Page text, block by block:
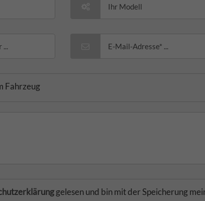
Fahrzeug
gelesen und bin mit der Speicherung